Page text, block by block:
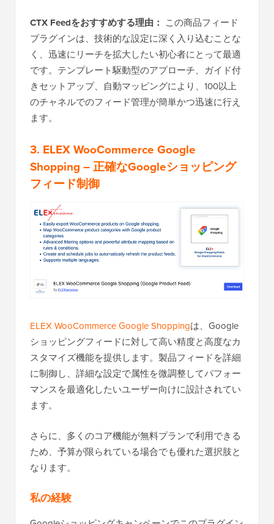
CTX Feedをおすすめする理由： この商品フィード
プラグインは、技術的な設定に深く入り込むことな
く、迅速にリーチを拡大したい初心者にとって最適
です。テンプレート駆動型のアプローチ、ガイド付
きセットアップ、自動マッピングにより、100以上
のチャネルでのフィード管理が簡単かつ迅速に行え
ます。
3. ELEX WooCommerce Google
Shopping – 正確なGoogleショッピング
フィード制御
ELEX WooCommerce Google Shoppingは、Google
ショッピングフィードに対して高い精度と高度なカ
スタマイズ機能を提供します。製品フィードを詳細
に制御し、詳細な設定で属性を微調整してパフォー
マンスを最適化したいユーザー向けに設計されてい
ます。
さらに、多くのコア機能が無料プランで利用できる
ため、予算が限られている場合でも優れた選択肢と
なります。
私の経験